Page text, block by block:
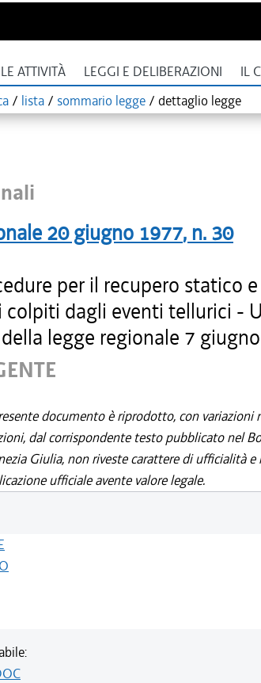
LE ATTIVITÀ LEGGI E DELIBERAZIONI IL
/ lista / sommario legge / dettaglio legge
20 giugno 1977, n. 30
per il recupero statico
colpiti dagli eventi tellurici -
legge regionale 7
documento è riprodotto, con variazioni
dal corrispondente testo pubblicato nel
Giulia, non riveste carattere di ufficialità
ufficiale avente valore legale.